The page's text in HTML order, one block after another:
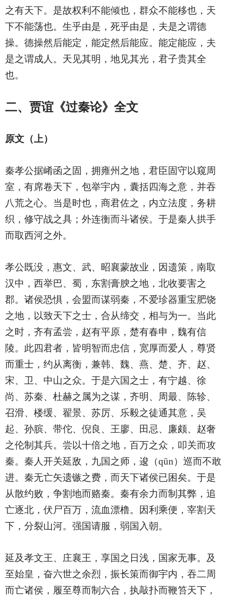
之有天下。是故权利不能倾也，群众不能移也，天
下不能荡也。生乎由是，死乎由是，夫是之谓德
操。德操然后能定，能定然后能应。能定能应，夫
是之谓成人。天见其明，地见其光，君子贵其全
也。
二、贾谊《过秦论》 全文
原文（上）
秦孝公据崤函之固，拥雍州之地，君臣固守以窥周
室，有席卷天下，包举宇内，囊括四海之意，并吞
八荒之心。当是时也，商君佐之，内立法度，务耕
织，修守战之具；外连衡而斗诸侯。于是秦人拱手
而取西河之外。
孝公既没，惠文、武、昭襄蒙故业，因遗策，南取
汉中，西举巴、蜀，东割膏腴之地，北收要害之
郡。诸侯恐惧，会盟而谋弱秦，不爱珍器重宝肥饶
之地，以致天下之士，合从缔交，相与为一。当此
之时，齐有孟尝，赵有平原，楚有春申，魏有信
陵。此四君者，皆明智而忠信，宽厚而爱人，尊贤
而重士，约从离衡，兼韩、魏、燕、楚、齐、赵、
宋、卫、中山之众。于是六国之士，有宁越、徐
尚、苏秦、杜赫之属为之谋，齐明、周最、陈轸、
召滑、楼缓、翟景、苏厉、乐毅之徒通其意，吴
起、孙膑、带佗、倪良、王廖、田忌、廉颇、赵奢
之伦制其兵。尝以十倍之地，百万之众，叩关而攻
秦。秦人开关延敌，九国之师，逡（qūn）巡而不敢
进。秦无亡矢遗镞之费，而天下诸侯已困矣。于是
从散约败，争割地而赂秦。秦有余力而制其弊，追
亡逐北，伏尸百万，流血漂橹。因利乘便，宰割天
下，分裂山河。强国请服，弱国入朝。
延及孝文王、庄襄王，享国之日浅，国家无事。及
至始皇，奋六世之余烈，振长策而御宇内，吞二周
而亡诸侯，履至尊而制六合，执敲扑而鞭笞天下，